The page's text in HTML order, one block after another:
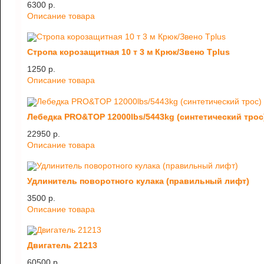
6300 p.
Описание товара
Стропа корозащитная 10 т 3 м Крюк/Звено Tplus
1250 p.
Описание товара
Лебедка PRO&TOP 12000lbs/5443kg (синтетический
22950 p.
Описание товара
Удлинитель поворотного кулака (правильный лифт)
3500 p.
Описание товара
Двигатель 21213